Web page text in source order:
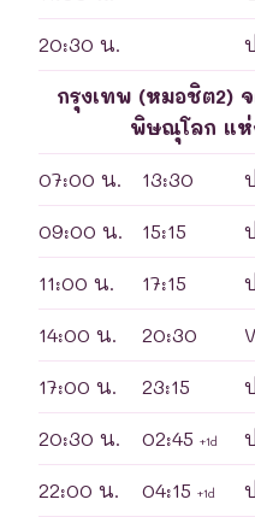
20:30 น.
กรุงเทพ (หมอชิต2)
พิษณุโลก แ
07:00 น. 13:30
09:00 น. 15:15
11:00 น. 17:15
14:00 น. 20:30
17:00 น. 23:15
20:30 น. 02:45 +1d
22:00 น. 04:15 +1d